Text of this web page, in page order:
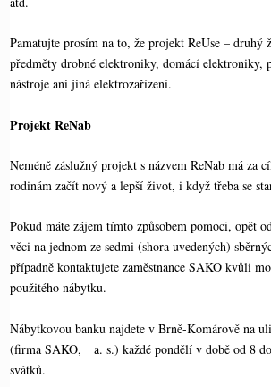
Pamatujte prosím na to, že projekt ReUse – druhý
předměty drobné elektroniky, domácí elektroniky,
nástroje ani jiná elektrozařízení.
Projekt ReNab
Neméně záslužný projekt s názvem ReNab má za
rodinám začít nový a lepší život, i když třeba se
Pokud máte zájem tímto způsobem pomoci, opět
věci na jednom ze sedmi (shora uvedených)
případně kontaktujete zaměstnance SAKO kvůli
použitého nábytku.
Nábytkovou banku najdete v Brně-Komárově na
(firma SAKO, a. s.) každé pondělí v době od 8
svátků.